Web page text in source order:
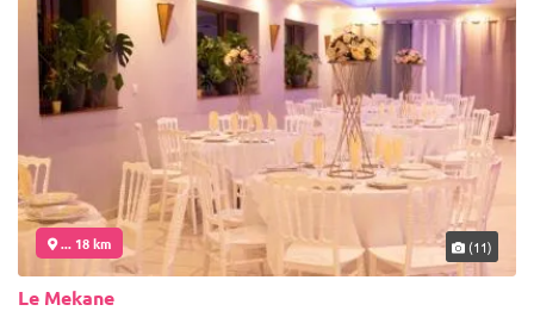
... 18 km (11)
Le Mekane